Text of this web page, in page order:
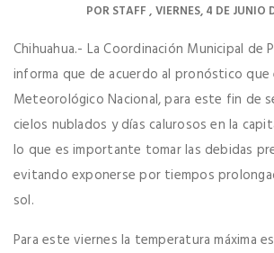
PORSTAFF VIERNES, 4 DE JUNIO
Chihuahua.- La Coordinación Municipal de
informa que de acuerdo al pronóstico que
Meteorológico Nacional, para este fin de
cielos nublados y días calurosos en la
lo que es importante tomar las debidas
evitando exponerse por tiempos
sol.
Para este viernes la temperatura máxima